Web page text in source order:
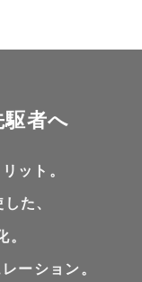
者へ
ット。
た、
ーション。